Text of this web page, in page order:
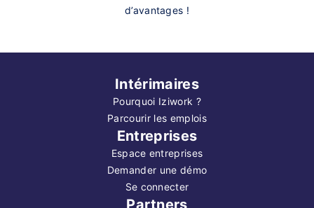
d’avantages !
Intérimaires
Pourquoi Iziwork ?
Parcourir les emplois
Entreprises
Espace entreprises
Demander une démo
Se connecter
Partners